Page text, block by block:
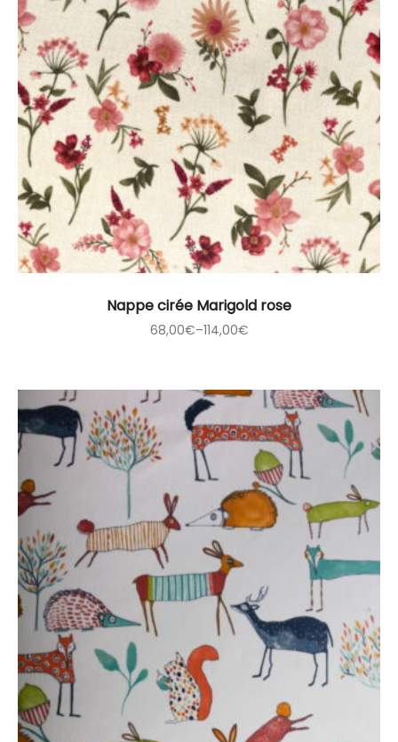
Nappe cirée Marigold rose
68,00€–114,00€